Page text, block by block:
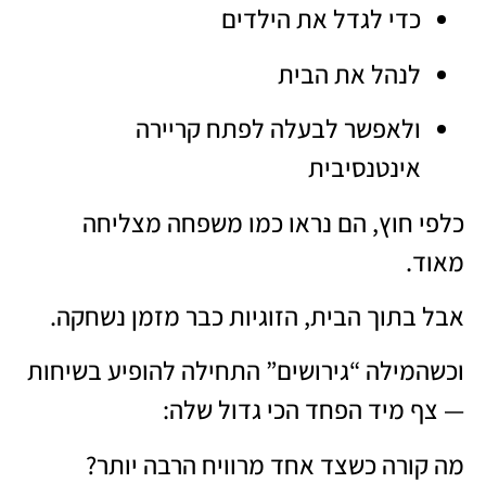
כדי לגדל את הילדים
לנהל את הבית
ולאפשר לבעלה לפתח קריירה
אינטנסיבית
כלפי חוץ, הם נראו כמו משפחה מצליחה
מאוד.
אבל בתוך הבית, הזוגיות כבר מזמן נשחקה.
וכשהמילה “גירושים” התחילה להופיע בשיחות
— צף מיד הפחד הכי גדול שלה:
מה קורה כשצד אחד מרוויח הרבה יותר?